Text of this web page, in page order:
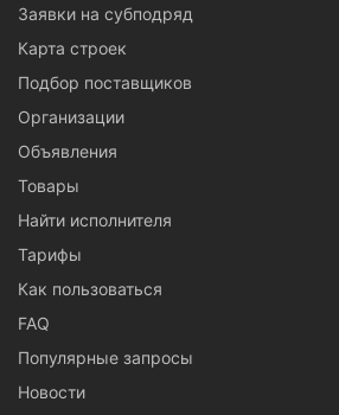
Заявки на субподряд
Карта строек
Подбор поставщиков
Организации
Объявления
Товары
Найти исполнителя
Тарифы
Как пользоваться
FAQ
Популярные запросы
Новости